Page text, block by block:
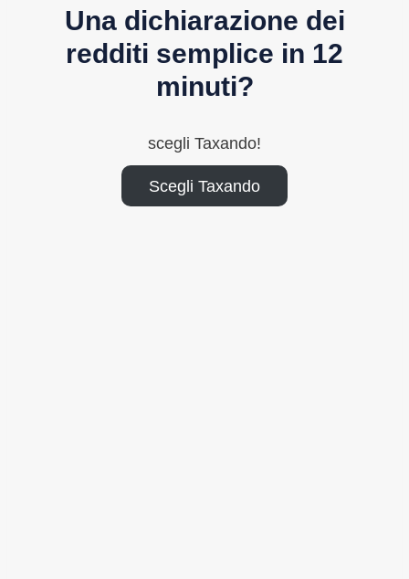
Una dichiarazione dei
redditi semplice in 12
minuti?
scegli Taxando!
Scegli Taxando